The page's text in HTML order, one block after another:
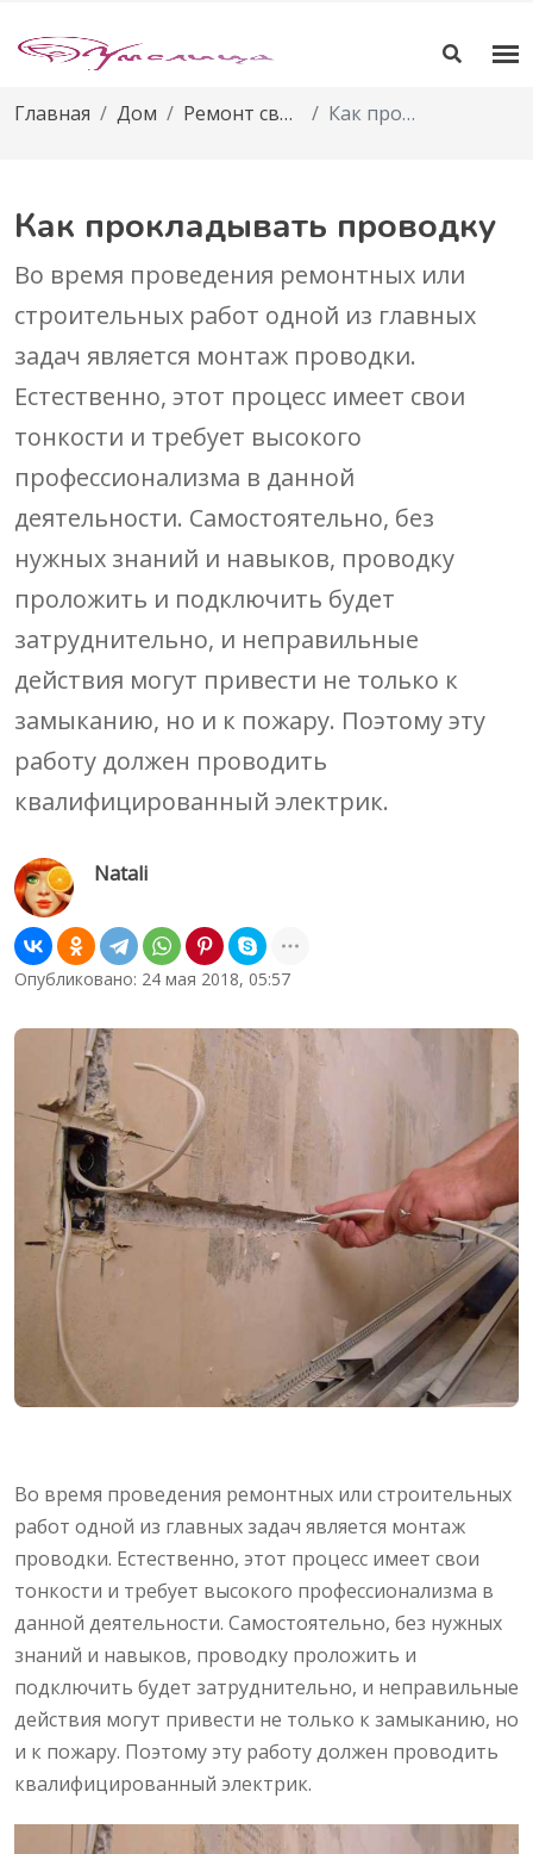
Главная Дом Ремонт своими руками Как прокладывать проводку
Как прокладывать проводку
Во время проведения ремонтных или
строительных работ одной из главных
задач является монтаж проводки.
Естественно, этот процесс имеет свои
тонкости и требует высокого
профессионализма в данной
деятельности. Самостоятельно, без
нужных знаний и навыков, проводку
проложить и подключить будет
затруднительно, и неправильные
действия могут привести не только к
замыканию, но и к пожару. Поэтому эту
работу должен проводить
квалифицированный электрик.
Natali
Опубликовано: 24 мая 2018, 05:57
Во время проведения ремонтных или строительных
работ одной из главных задач является монтаж
проводки. Естественно, этот процесс имеет свои
тонкости и требует высокого профессионализма в
данной деятельности. Самостоятельно, без нужных
знаний и навыков, проводку проложить и
подключить будет затруднительно, и неправильные
действия могут привести не только к замыканию, но
и к пожару. Поэтому эту работу должен проводить
квалифицированный электрик.